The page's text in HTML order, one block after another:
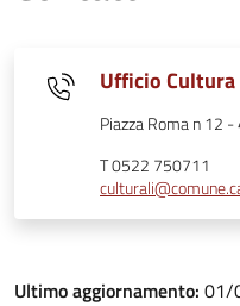
Ufficio Cultura
Piazza Roma n 12
T 0522 750711
Ultimo aggiornamento: 01/